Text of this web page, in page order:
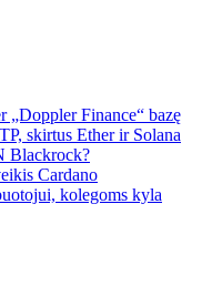
„Doppler Finance“ bazę
skirtus Ether ir Solana
Blackrock?
Cardano
kolegoms kyla